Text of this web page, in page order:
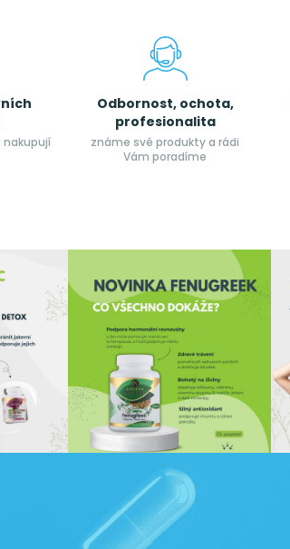
nakupují
Odbornost, ochota,
profesionalita
známe své produkty a rádi
Vám poradíme